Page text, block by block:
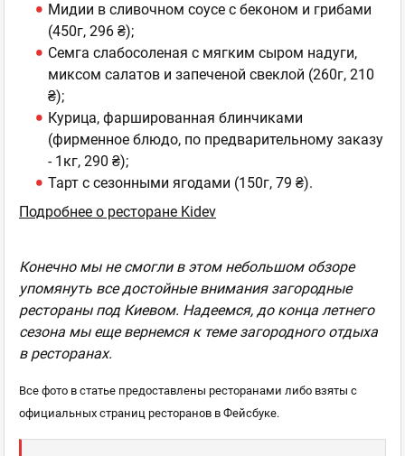
Мидии в сливочном соусе с беконом и грибами
(450г, 296 ₴);
Семга слабосоленая с мягким сыром надуги,
миксом салатов и запеченой свеклой (260г, 210
₴);
Курица, фаршированная блинчиками
(фирменное блюдо, по предварительному заказу
- 1кг, 290 ₴);
Тарт с сезонными ягодами (150г, 79 ₴).
Подробнее о ресторане Kidev
Конечно мы не смогли в этом небольшом обзоре
упомянуть все достойные внимания загородные
рестораны под Киевом. Надеемся, до конца летнего
сезона мы еще вернемся к теме загородного отдыха
в ресторанах.
Все фото в статье предоставлены ресторанами либо взяты с
официальных страниц ресторанов в Фейсбуке.